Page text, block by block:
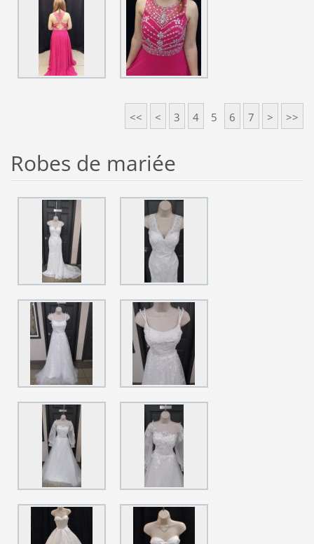
<< < 3 4 5 6 7 > >>
Robes de mariée